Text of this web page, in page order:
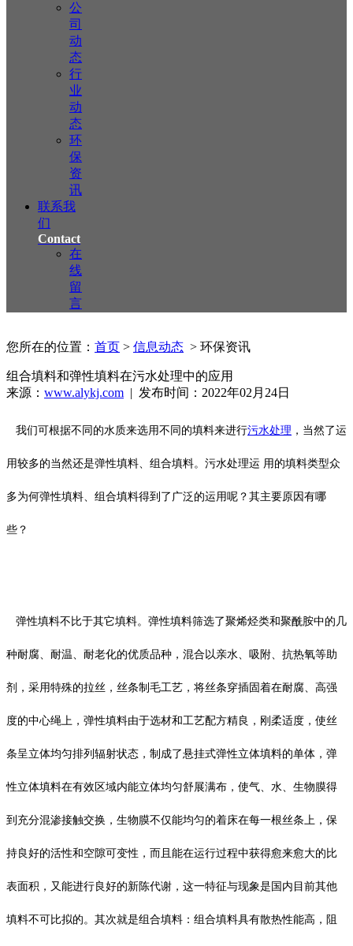
公
司
动
态
行
业
动
态
环
保
资
讯
联系我
们
Contact
在
线
留
言
您所在的位置： 首页 > 信息动态 > 环保资讯
组合填料和弹性填料在污水处理中的应用
来源： www.alykj.com | 发布时间：2022年02月24日
我们可根据不同的水质来选用不同的填料来进行污水处理 ，当然了运
用较多的当然还是弹性填料、组合填料。污水处理运 用的填料类型众
多为何弹性填料、组合填料得到了广泛的运用呢？其主要原因有哪
些？
弹性填料不比于其它填料。弹性填料筛选了聚烯烃类和聚酰胺中的几
种耐腐、耐温、耐老化的优质品种，混合以亲水、吸附、抗热氧等助
剂，采用特殊的拉丝，丝条制毛工艺，将丝条穿插固着在耐腐、高强
度的中心绳上，弹性填料由于选材和工艺配方精良，刚柔适度，使丝
条呈立体均匀排列辐射状态，制成了悬挂式弹性立体填料的单体，弹
性立体填料在有效区域内能立体均匀舒展满布，使气、水、生物膜得
到充分混渗接触交换，生物膜不仅能均匀的着床在每一根丝条上，保
持良好的活性和空隙可变性，而且能在运行过程中获得愈来愈大的比
表面积，又能进行良好的新陈代谢，这一特征与现象是国内目前其他
填料不可比拟的。其次就是组合填料：组合填料具有散热性能高，阻